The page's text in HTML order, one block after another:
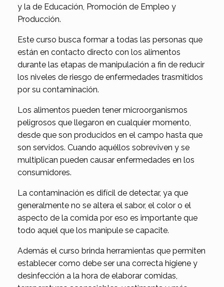
y la de Educación, Promoción de Empleo y
Producción.
Este curso busca formar a todas las personas que
están en contacto directo con los alimentos
durante las etapas de manipulación a fin de reducir
los niveles de riesgo de enfermedades trasmitidos
por su contaminación.
Los alimentos pueden tener microorganismos
peligrosos que llegaron en cualquier momento,
desde que son producidos en el campo hasta que
son servidos. Cuando aquéllos sobreviven y se
multiplican pueden causar enfermedades en los
consumidores.
La contaminación es difícil de detectar, ya que
generalmente no se altera el sabor, el color o el
aspecto de la comida por eso es importante que
todo aquel que los manipule se capacite.
Además el curso brinda herramientas que permiten
establecer como debe ser una correcta higiene y
desinfección a la hora de elaborar comidas,